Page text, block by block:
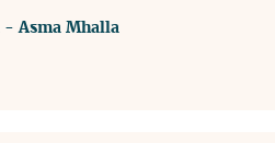
- Asma Mhalla